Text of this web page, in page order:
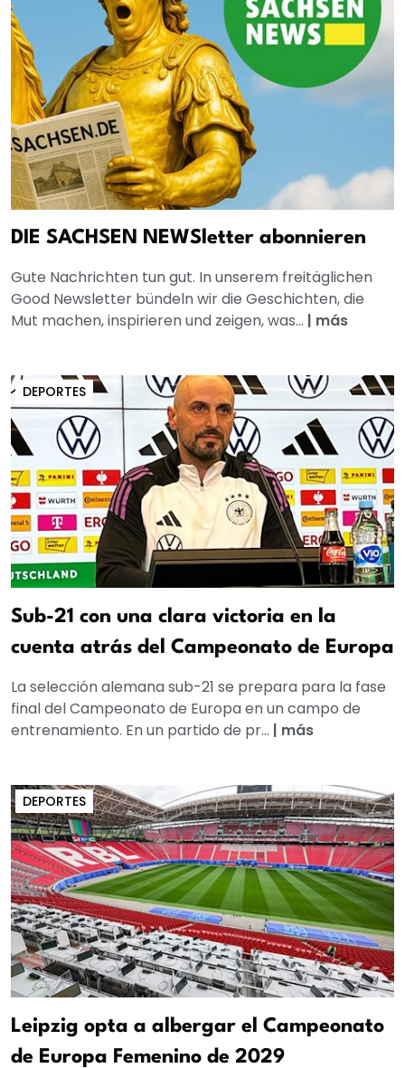
DIE SACHSEN NEWSletter abonnieren
Gute Nachrichten tun gut. In unserem freitäglichen
Good Newsletter bündeln wir die Geschichten, die
Mut machen, inspirieren und zeigen, was... | más
DEPORTES
Sub-21 con una clara victoria en la
cuenta atrás del Campeonato de Europa
La selección alemana sub-21 se prepara para la fase
final del Campeonato de Europa en un campo de
entrenamiento. En un partido de pr... | más
DEPORTES
Leipzig opta a albergar el Campeonato
de Europa Femenino de 2029